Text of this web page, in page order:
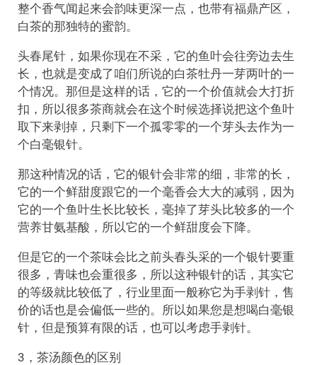
整个香气闻起来会韵味更深一点，也带有福鼎产区，
白茶的那独特的蜜韵。
头春尾针，如果你现在不采，它的鱼叶会往旁边去生
长，也就是变成了咱们所说的白茶牡丹一芽两叶的一
个情况。那但是这样的话，它的一个价值就会大打折
扣，所以很多茶商就会在这个时候选择说把这个鱼叶
取下来剥掉，只剩下一个孤零零的一个芽头去作为一
个白毫银针。
那这种情况的话，它的银针会非常的细，非常的长，
它的一个鲜甜度跟它的一个毫香会大大的减弱，因为
它的一个鱼叶生长比较长，毫掉了芽头比较多的一个
营养甘氨基酸，所以它的一个鲜甜度会下降。
但是它的一个茶味会比之前头春头采的一个银针要重
很多，青味也会重很多，所以这种银针的话，其实它
的等级就比较低了，行业里面一般称它为手剥针，售
价的话也是会偏低一些的。所以如果您是想喝白毫银
针，但是预算有限的话，也可以考虑手剥针。
3，茶汤颜色的区别